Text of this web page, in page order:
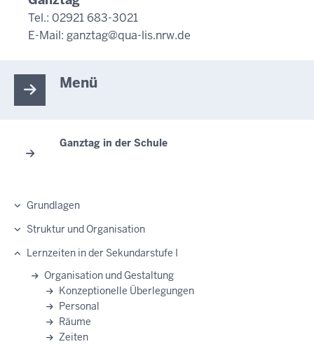
Tel.: 02921 683-3021
E-Mail: ganztag@qua-lis.nrw.de
Menü
Ganztag in der Schule
Grundlagen
Struktur und Organisation
Lernzeiten in der Sekundarstufe I
Organisation und Gestaltung
Konzeptionelle Überlegungen
Personal
Räume
Zeiten